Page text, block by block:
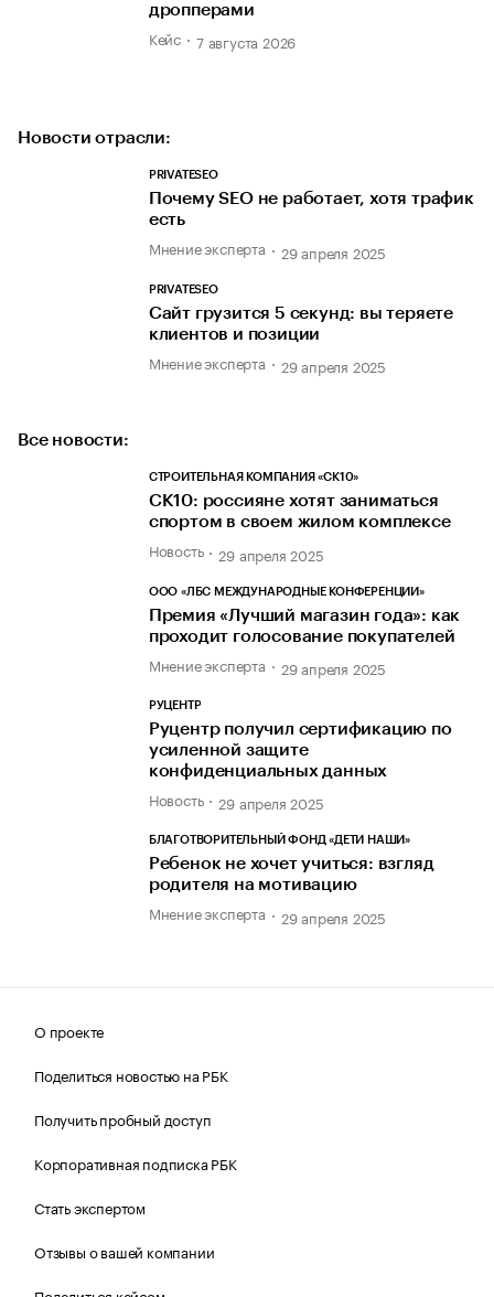
дропперами
Кейс 7 августа 2026
Новости отрасли:
PRIVATESEO
Почему SEO не работает, хотя трафик
есть
Мнение эксперта 29 апреля 2025
PRIVATESEO
Сайт грузится 5 секунд: вы теряете
клиентов и позиции
Мнение эксперта 29 апреля 2025
Все новости:
СТРОИТЕЛЬНАЯ КОМПАНИЯ «СК10»
СК10: россияне хотят заниматься
спортом в своем жилом комплексе
Новость 29 апреля 2025
ООО «ЛБС МЕЖДУНАРОДНЫЕ КОНФЕРЕНЦИИ»
Премия «Лучший магазин года»: как
проходит голосование покупателей
Мнение эксперта 29 апреля 2025
РУЦЕНТР
Руцентр получил сертификацию по
усиленной защите
конфиденциальных данных
Новость 29 апреля 2025
БЛАГОТВОРИТЕЛЬНЫЙ ФОНД «ДЕТИ НАШИ»
Ребенок не хочет учиться: взгляд
родителя на мотивацию
Мнение эксперта 29 апреля 2025
О проекте
Поделиться новостью на РБК
Получить пробный доступ
Корпоративная подписка РБК
Стать экспертом
Отзывы о вашей компании